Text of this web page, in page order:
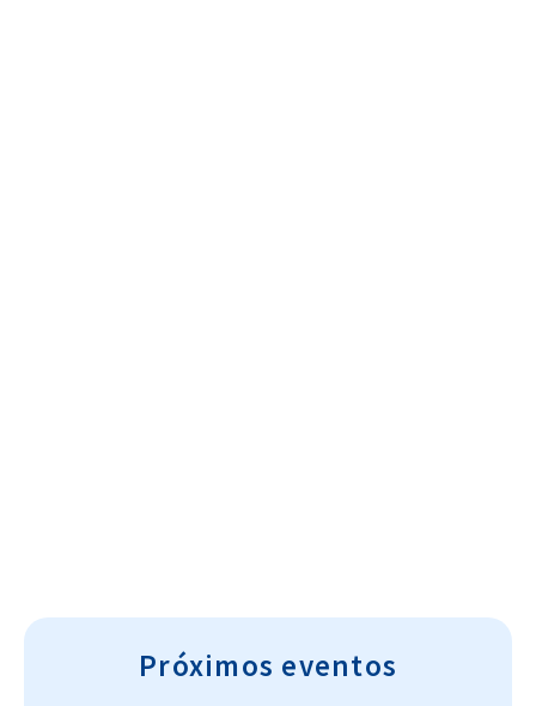
Próximos eventos